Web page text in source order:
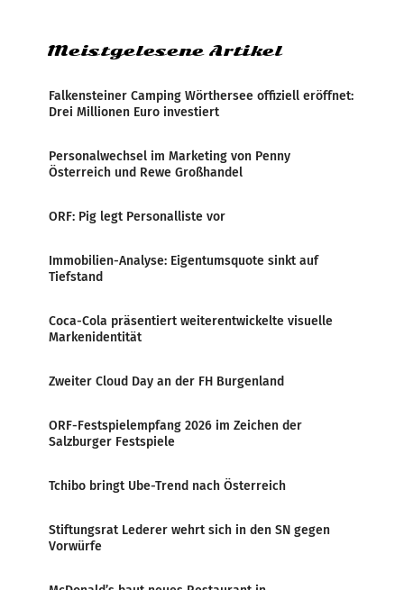
Meistgelesene Artikel
Falkensteiner Camping Wörthersee offiziell eröffnet:
Drei Millionen Euro investiert
Personalwechsel im Marketing von Penny
Österreich und Rewe Großhandel
ORF: Pig legt Personalliste vor
Immobilien-Analyse: Eigentumsquote sinkt auf
Tiefstand
Coca-Cola präsentiert weiterentwickelte visuelle
Markenidentität
Zweiter Cloud Day an der FH Burgenland
ORF-Festspielempfang 2026 im Zeichen der
Salzburger Festspiele
Tchibo bringt Ube-Trend nach Österreich
Stiftungsrat Lederer wehrt sich in den SN gegen
Vorwürfe